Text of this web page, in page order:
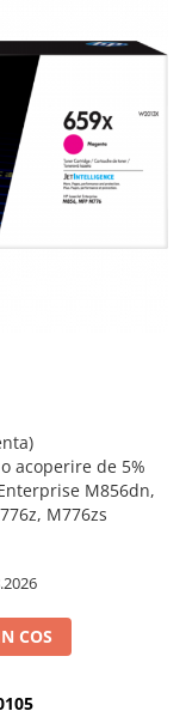
acoperire de 5%
M856dn,
M776zs
COS